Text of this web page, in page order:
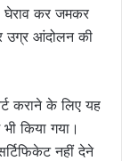
घेराव कर जमकर
उग्र आंदोलन की
कराने के लिए यह
किया गया।
नहीं देने